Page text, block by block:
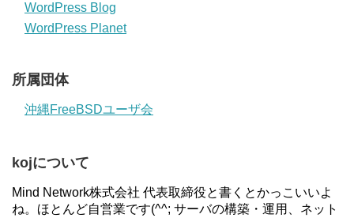
WordPress Blog
WordPress Planet
所属団体
沖縄FreeBSDユーザ会
kojについて
Mind Network株式会社 代表取締役と書くとかっこいいよ
ね。ほとんど自営業です(^^; サーバの構築・運用、ネット